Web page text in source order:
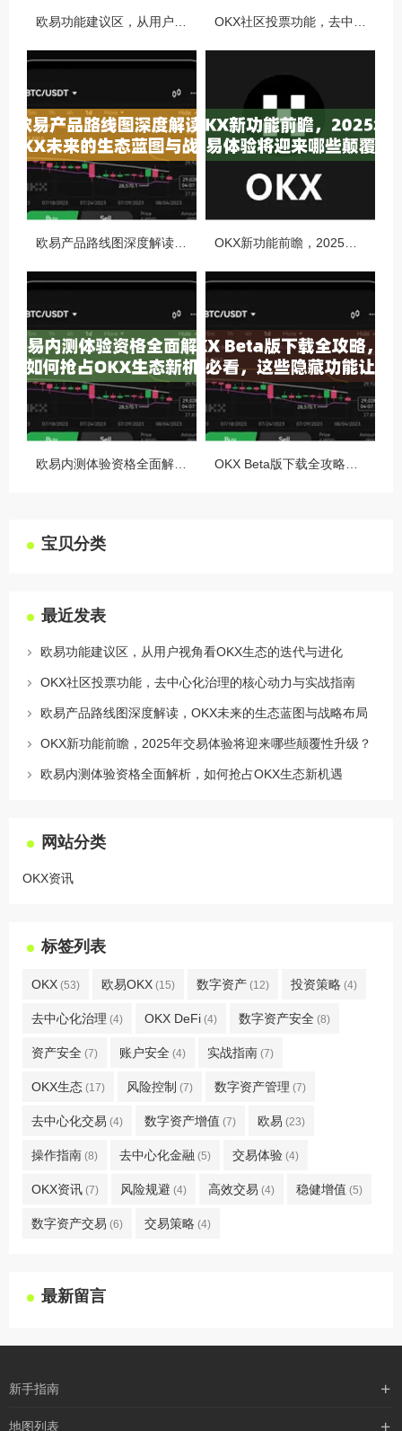
宝贝分类
最近发表
欧易功能建议区，从用户视角看OKX生态的迭代与进化
OKX社区投票功能，去中心化治理的核心动力与实战指南
欧易产品路线图深度解读，OKX未来的生态蓝图与战略布局
OKX新功能前瞻，2025年交易体验将迎来哪些颠覆性升级？
欧易内测体验资格全面解析，如何抢占OKX生态新机遇
网站分类
OKX资讯
标签列表
OKX (53) 欧易OKX (15) 数字资产 (12) 投资策略 (4)
去中心化治理 (4) OKX DeFi (4) 数字资产安全 (8)
资产安全 (7) 账户安全 (4) 实战指南 (7)
OKX生态 (17) 风险控制 (7) 数字资产管理 (7)
去中心化交易 (4) 数字资产增值 (7) 欧易 (23)
操作指南 (8) 去中心化金融 (5) 交易体验 (4)
OKX资讯 (7) 风险规避 (4) 高效交易 (4) 稳健增值 (5)
数字资产交易 (6) 交易策略 (4)
最新留言
新手指南
购买流程
地图列表